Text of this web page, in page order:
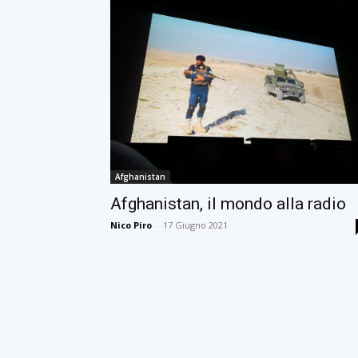
Afghanistan
Afghanistan, il mondo alla radio
Nico Piro - 17 Giugno 2021